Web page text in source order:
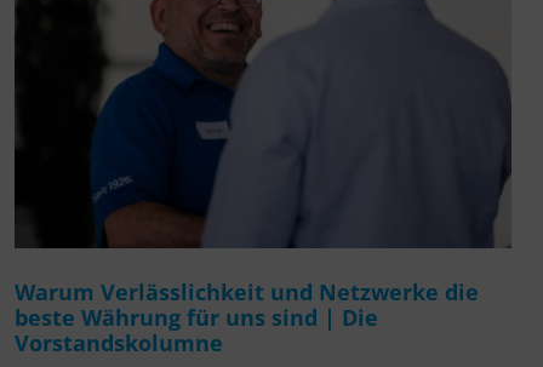
Warum Verlässlichkeit und Netzwerke die
beste Währung für uns sind | Die
Vorstandskolumne